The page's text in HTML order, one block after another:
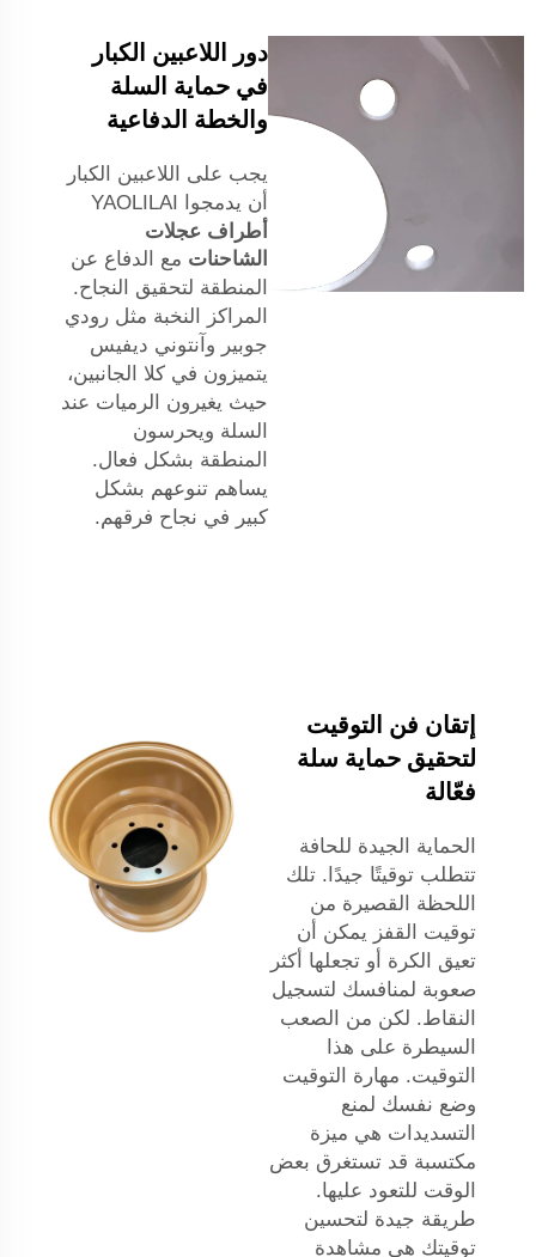
دور اللاعبين الكبار
في حماية السلة
والخطة الدفاعية
يجب على اللاعبين الكبار
أن يدمجوا YAOLILAI
أطراف عجلات
الشاحنات مع الدفاع عن
المنطقة لتحقيق النجاح.
المراكز النخبة مثل رودي
جوبير وآنتوني ديفيس
يتميزون في كلا الجانبين،
حيث يغيرون الرميات عند
السلة ويحرسون
المنطقة بشكل فعال.
يساهم تنوعهم بشكل
كبير في نجاح فرقهم.
إتقان فن التوقيت
لتحقيق حماية سلة
فعّالة
الحماية الجيدة للحافة
تتطلب توقيتًا جيدًا. تلك
اللحظة القصيرة من
توقيت القفز يمكن أن
تعيق الكرة أو تجعلها أكثر
صعوبة لمنافسك لتسجيل
النقاط. لكن من الصعب
السيطرة على هذا
التوقيت. مهارة التوقيت
وضع نفسك لمنع
التسديدات هي ميزة
مكتسبة قد تستغرق بعض
الوقت للتعود عليها.
طريقة جيدة لتحسين
توقيتك هي مشاهدة